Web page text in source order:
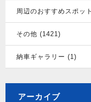
周辺のおすすめスポッ
その他 (1421)
納車ギャラリー (1)
アーカイブ